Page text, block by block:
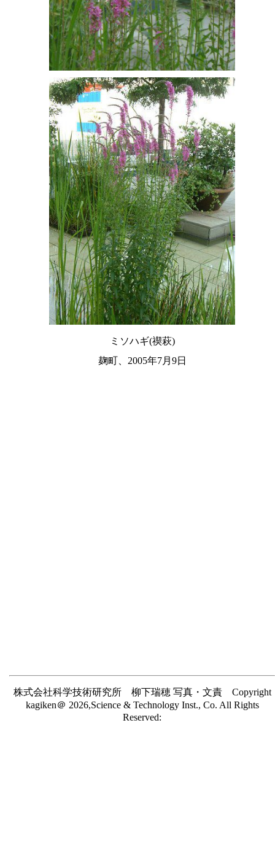
ミソハギ(禊萩)
麹町、2005年7月9日